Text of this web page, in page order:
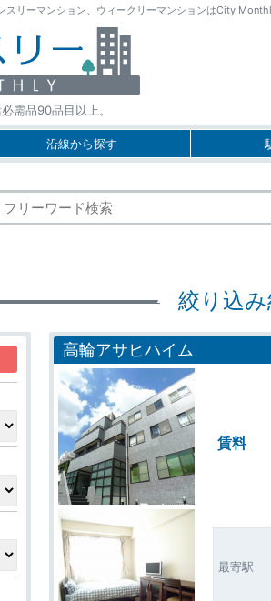
需品90品目以上。
リーマンション、ウィークリーマンションはCity
沿線から探す
絞り込み
高輪アサヒハイム
賃料
最寄駅